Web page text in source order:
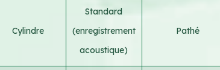
Cylindre
Standard
(enregistrement
acoustique)
Pathé